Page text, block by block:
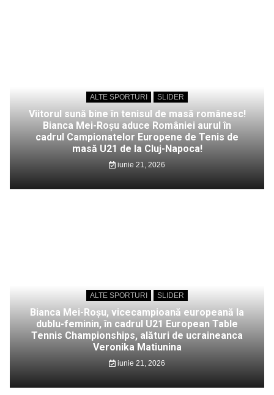
ALTE SPORTURI SLIDER
Viitorul sună bine în tenisul de masă românesc!
Bianca Mei-Roșu aduce României aurul în
cadrul Campionatelor Europene de Tenis de
masă U21 de la Cluj-Napoca!
iunie 21, 2026
ALTE SPORTURI SLIDER
Bianca Mei-Roșu, vicecampioană europeană la
dublu-feminin, în cadrul U21 European Table
Tennis Championships, alături de ucraineanca
Veronika Matiunina
iunie 21, 2026